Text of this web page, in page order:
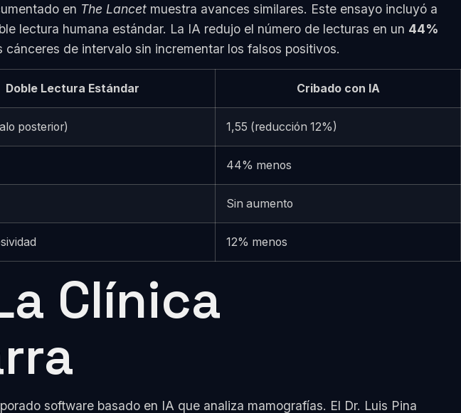
en The Lancet muestra avances similares. Este ensayo incluyó a
lectura humana estándar. La IA redujo el número de lecturas en un 44%
cánceres de intervalo sin incrementar los falsos positivos.
Doble Lectura Estándar Cribado con IA
posterior) 1,55 (reducción 12%)
44% menos
Sin aumento
12% menos
Clínica
software basado en IA que analiza mamografías. El Dr. Luis Pina